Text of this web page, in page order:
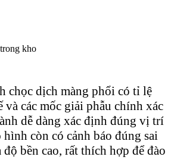
kho
chọc dịch màng phổi có tỉ lệ
và các mốc giải phẫu chính xác
dễ dàng xác định đúng vị trí
còn có cảnh báo đúng sai
bền cao, rất thích hợp để đào